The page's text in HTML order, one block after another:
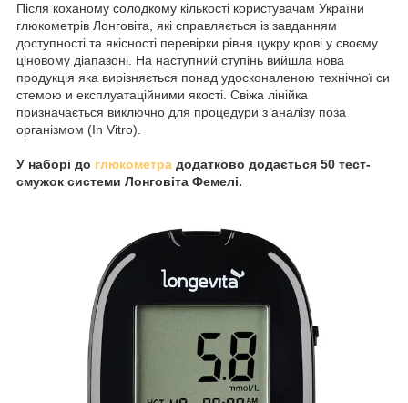
Після коханому солодкому кількості користувачам України
глюкометрів Лонговіта, які справляється із завданням
доступності та якісності перевірки рівня цукру крові у своєму
ціновому діапазоні. На наступний ступінь вийшла нова
продукція яка вирізняється понад удосконаленою технічної си
стемою и експлуатаційними якості. Свіжа лінійка
призначається виключно для процедури з аналізу поза
організмом (In Vitro).
У наборі до глюкометра додатково додається 50 тест-
смужок системи Лонговіта Фемелі.